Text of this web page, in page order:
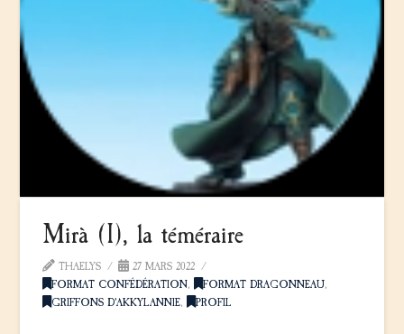
Mirà (I), la téméraire
THAELYS
27 MARS 2022
FORMAT CONFÉDÉRATION, FORMAT DRAGONNEAU,
GRIFFONS D'AKKYLANNIE, PROFIL